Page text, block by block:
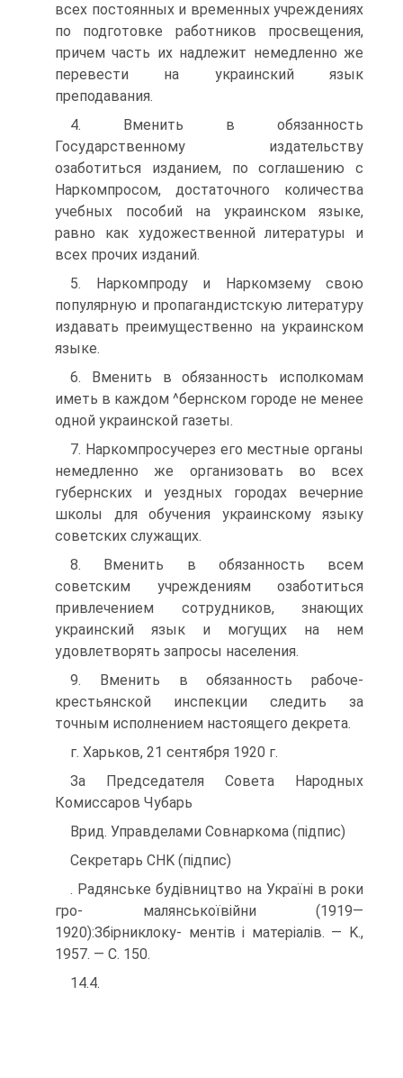
всех постоянных и временных учреждениях
по подготовке работников просвещения,
причем часть их надлежит немедленно же
перевести на украинский язык
преподавания.
4. Вменить в обязанность
Государственному издательству
озаботиться изданием, по соглашению с
Наркомпросом, достаточного количества
учебных пособий на украинском языке,
равно как художественной литературы и
всех прочих изданий.
5. Наркомпроду и Наркомзему свою
популярную и пропагандистскую литературу
издавать преимущественно на украинском
языке.
6. Вменить в обязанность исполкомам
иметь в каждом ^бернском городе не менее
одной украинской газеты.
7. Наркомпросучерез его местные органы
немедленно же организовать во всех
губернских и уездных городах вечерние
школы для обучения украинскому языку
советских служащих.
8. Вменить в обязанность всем
советским учреждениям озаботиться
привлечением сотрудников, знающих
украинский язык и могущих на нем
удовлетворять запросы населения.
9. Вменить в обязанность рабоче-
крестьянской инспекции следить за
точным исполнением настоящего декрета.
г. Харьков, 21 сентября 1920 г.
За Председателя Совета Народных
Комиссаров Чубарь
Врид. Управделами Совнаркома (підпис)
Секретарь CHK (підпис)
. Радянське будівництво на Україні в роки
гро- малянськоївійни (1919—
1920):Збірниклоку- ментів і матеріалів. — K.,
1957. — C. 150.
14.4.